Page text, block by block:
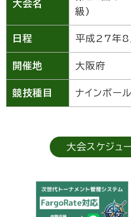
大会名
級)
日程 平成27年
開催地 大阪府
競技種目 ナインボール
大会スケジュ